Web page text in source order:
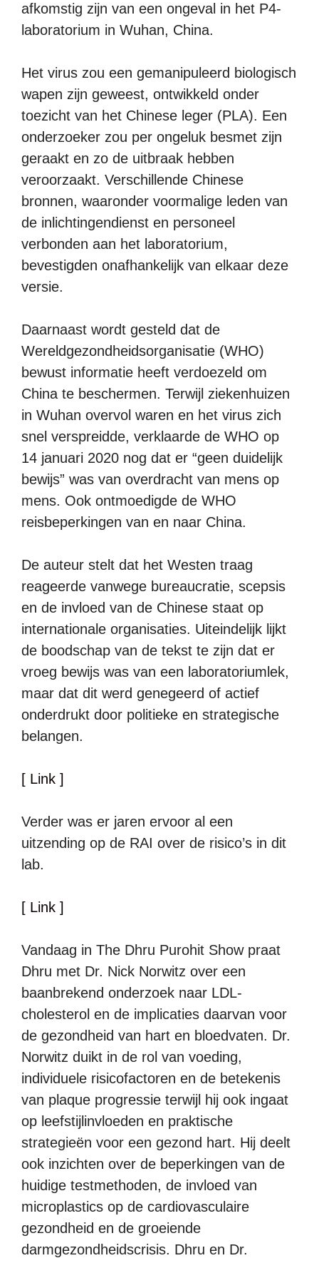
afkomstig zijn van een ongeval in het P4-
laboratorium in Wuhan, China.
Het virus zou een gemanipuleerd biologisch
wapen zijn geweest, ontwikkeld onder
toezicht van het Chinese leger (PLA). Een
onderzoeker zou per ongeluk besmet zijn
geraakt en zo de uitbraak hebben
veroorzaakt. Verschillende Chinese
bronnen, waaronder voormalige leden van
de inlichtingendienst en personeel
verbonden aan het laboratorium,
bevestigden onafhankelijk van elkaar deze
versie.
Daarnaast wordt gesteld dat de
Wereldgezondheidsorganisatie (WHO)
bewust informatie heeft verdoezeld om
China te beschermen. Terwijl ziekenhuizen
in Wuhan overvol waren en het virus zich
snel verspreidde, verklaarde de WHO op
14 januari 2020 nog dat er “geen duidelijk
bewijs” was van overdracht van mens op
mens. Ook ontmoedigde de WHO
reisbeperkingen van en naar China.
De auteur stelt dat het Westen traag
reageerde vanwege bureaucratie, scepsis
en de invloed van de Chinese staat op
internationale organisaties. Uiteindelijk lijkt
de boodschap van de tekst te zijn dat er
vroeg bewijs was van een laboratoriumlek,
maar dat dit werd genegeerd of actief
onderdrukt door politieke en strategische
belangen.
[ Link ]
Verder was er jaren ervoor al een
uitzending op de RAI over de risico’s in dit
lab.
[ Link ]
Vandaag in The Dhru Purohit Show praat
Dhru met Dr. Nick Norwitz over een
baanbrekend onderzoek naar LDL-
cholesterol en de implicaties daarvan voor
de gezondheid van hart en bloedvaten. Dr.
Norwitz duikt in de rol van voeding,
individuele risicofactoren en de betekenis
van plaque progressie terwijl hij ook ingaat
op leefstijlinvloeden en praktische
strategieën voor een gezond hart. Hij deelt
ook inzichten over de beperkingen van de
huidige testmethoden, de invloed van
microplastics op de cardiovasculaire
gezondheid en de groeiende
darmgezondheidscrisis. Dhru en Dr.